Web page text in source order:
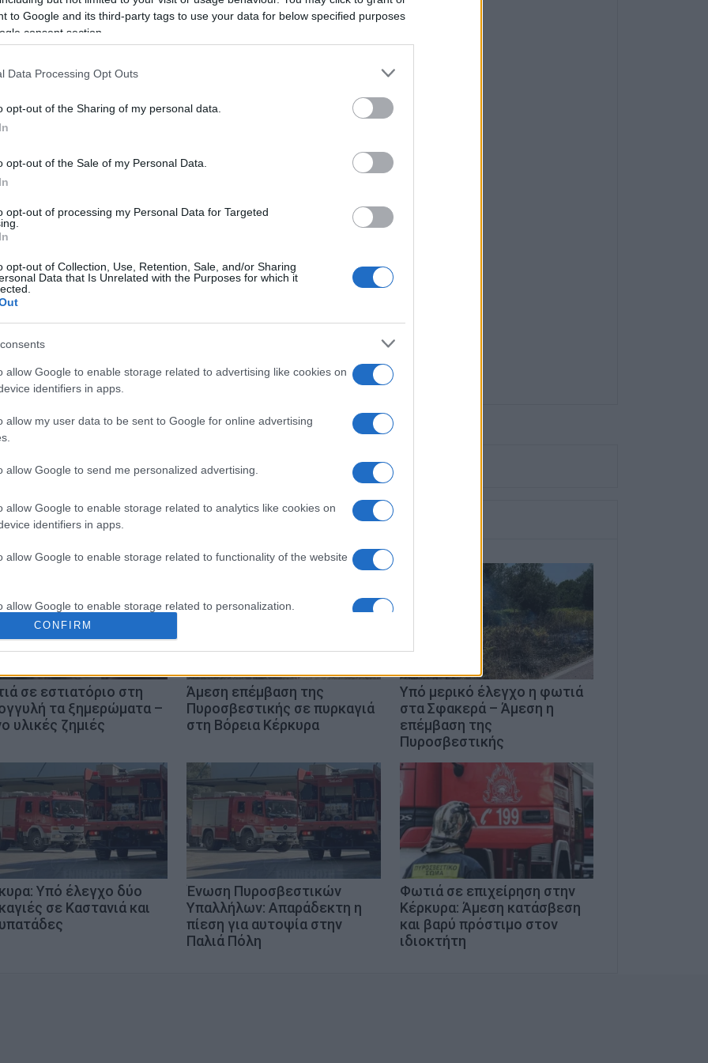
to Google and its third-party tags to use your data for below specified purposes
consent section.
Data Processing Opt Outs
opt-out of the Sharing of my personal data.
opt-out of the Sale of my Personal Data.
opt-out of processing my Personal Data for Targeted
opt-out of Collection, Use, Retention, Sale, and/or Sharing
Data that Is Unrelated with the Purposes for which it
allow Google to enable storage related to advertising like cookies on
identifiers in apps.
allow my user data to be sent to Google for online advertising
allow Google to send me personalized advertising.
allow Google to enable storage related to analytics like cookies on
identifiers in apps.
allow Google to enable storage related to functionality of the website
allow Google to enable storage related to personalization.
allow Google to enable storage related to security, including
CONFIRM
Σύμφωνα με πληροφορίες, η γυναίκα δεν
ενέργειες ανάσυρσής της.
είναι απόφοιτος του τμήματος
Πανεπιστημίου Αιγαίου (Ρόδος), με
Σχέσεις. Επιπλέον, είναι κάτοχος
από το Πανεπιστήμιο του Readingστις
Facebook
ΕΓΚΛΩΒΙΣΜΟΣ
σε εστιατόριο στη
τα ξημερώματα –
υλικές ζημιές
Άμεση επέμβαση της
Πυροσβεστικής σε πυρκαγιά
στη Βόρεια Κέρκυρα
Υπό μερικό έλεγχο η φωτιά
στα Σφακερά – Άμεση η
επέμβαση της
Πυροσβεστικής
Υπό έλεγχο δύο
σε Καστανιά και
Ένωση Πυροσβεστικών
Υπαλλήλων: Απαράδεκτη η
πίεση για αυτοψία στην
Παλιά Πόλη
Φωτιά σε επιχείρηση στην
Κέρκυρα: Άμεση κατάσβεση
και βαρύ πρόστιμο στον
ιδιοκτήτη